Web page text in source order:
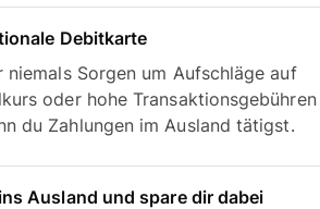
Debitkarte
niemals Sorgen um Aufschläge auf
oder hohe Transaktionsgebühren
du Zahlungen im Ausland tätigst.
Ausland und spare dir dabei